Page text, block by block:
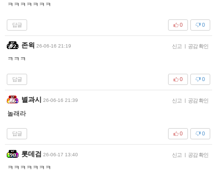
ㅋㅋㅋㅋㅋㅋㅋ
답글 0
0
존윅 26-06-16 21:19 신고 | 공감 확인
ㅋㅋㅋ
답글 0
0
별과시 26-06-16 21:39 신고 | 공감 확인
놀래라
답글 0
0
롯데검 26-06-17 13:40 신고 | 공감 확인
ㅋㅋㅋㅋㅋㅋㅋ